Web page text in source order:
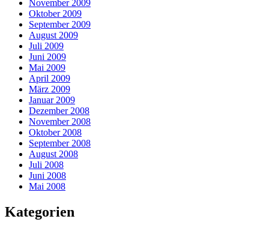
November 2009
Oktober 2009
September 2009
August 2009
Juli 2009
Juni 2009
Mai 2009
April 2009
März 2009
Januar 2009
Dezember 2008
November 2008
Oktober 2008
September 2008
August 2008
Juli 2008
Juni 2008
Mai 2008
Kategorien